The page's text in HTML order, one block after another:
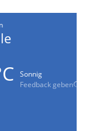
Sonnig
Feedback geben